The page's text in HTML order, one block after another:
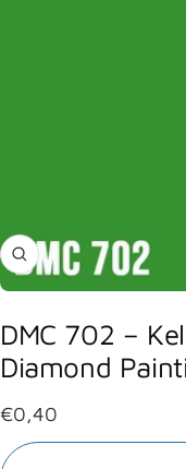
Zoom
DMC 702 –
Diamond
Angebotspreis
€0,40